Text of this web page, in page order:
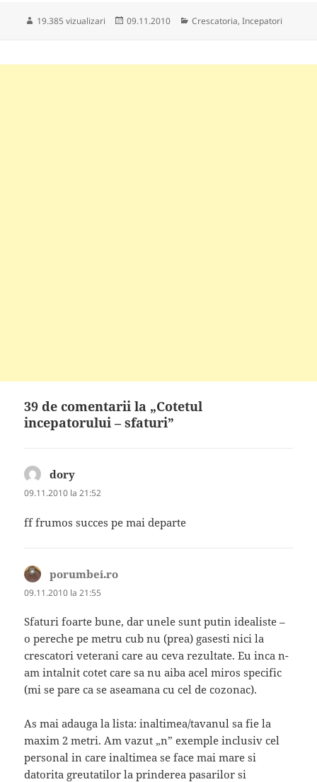
19.385 vizualizari
Publicat
09.11.2010 Categorii
Crescatoria,Incepatori
39 de comentarii la „Cotetul
incepatorului – sfaturi”
dory
09.11.2010 la 21:52
ff frumos succes pe mai departe
porumbei.ro
09.11.2010 la 21:55
Sfaturi foarte bune, dar unele sunt putin idealiste –
o pereche pe metru cub nu (prea) gasesti nici la
crescatori veterani care au ceva rezultate. Eu inca n-
am intalnit cotet care sa nu aiba acel miros specific
(mi se pare ca se aseamana cu cel de cozonac).
As mai adauga la lista: inaltimea/tavanul sa fie la
maxim 2 metri. Am vazut „n” exemple inclusiv cel
personal in care inaltimea se face mai mare si
datorita greutatilor la prinderea pasarilor si